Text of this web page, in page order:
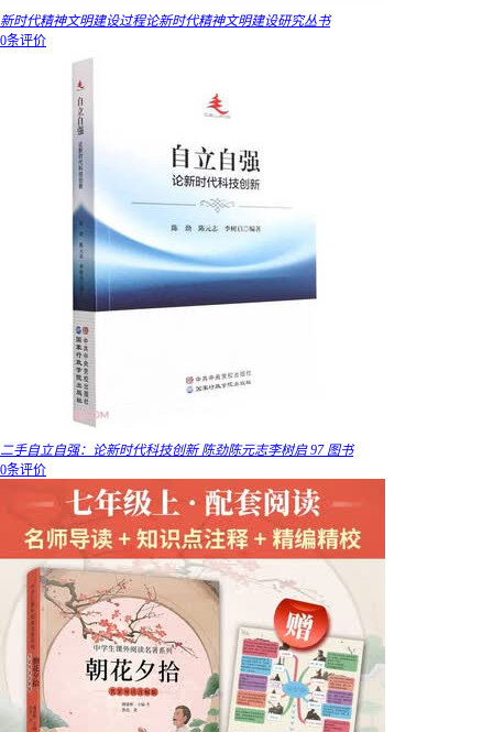
新时代精神文明建设过程论新时代精神文明建设研究丛书
0条评价
二手自立自强：论新时代科技创新 陈劲陈元志李树启 97 图书
0条评价